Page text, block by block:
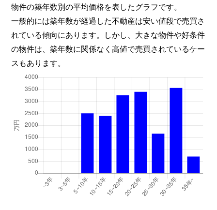
物件の築年数別の平均価格を表したグラフです。
一般的には築年数が経過した不動産は安い値段で売買さ
れている傾向にあります。しかし、大きな物件や好条件
の物件は、築年数に関係なく高値で売買されているケー
スもあります。